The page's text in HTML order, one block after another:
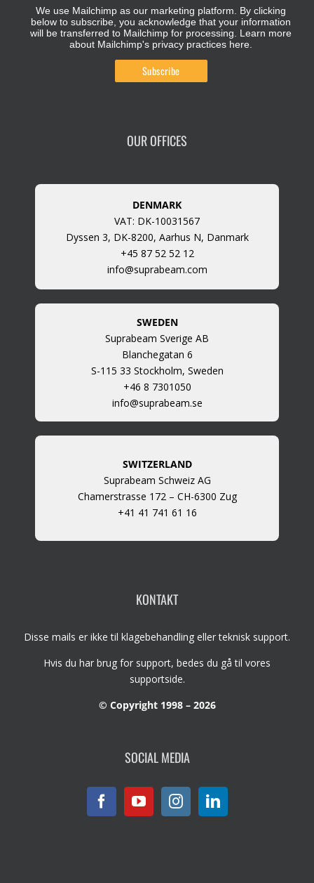
We use Mailchimp as our marketing platform. By clicking
below to subscribe, you acknowledge that your information
will be transferred to Mailchimp for processing. Learn more
about Mailchimp's privacy practices here.
OUR OFFICES
DENMARK
VAT: DK-10031567
Dyssen 3, DK-8200, Aarhus N, Danmark
+45 87 52 52 12
info@suprabeam.com
SWEDEN
Suprabeam Sverige AB
Blanchegatan 6
S-115 33 Stockholm, Sweden
+46 8 7301050
info@suprabeam.se
SWITZERLAND
Suprabeam Schweiz AG
Chamerstrasse 172 – CH-6300 Zug
+41 41 741 61 16
KONTAKT
Disse mails er ikke til klagebehandling eller teknisk support.
Hvis du har brug for support, bedes du gå til vores
supportside.
© Copyright 1998 – 2026
SOCIAL MEDIA